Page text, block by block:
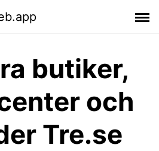
butiker,
och
Tre.se